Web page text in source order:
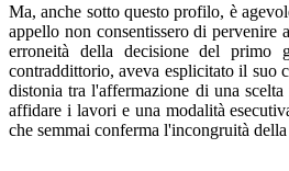
Ma, anche sotto questo profilo, è
appello non consentissero di pervenire
erroneità della decisione del primo
contraddittorio, aveva esplicitato il suo
distonia tra l'affermazione di una
affidare i lavori e una modalità
che semmai conferma l'incongruità della